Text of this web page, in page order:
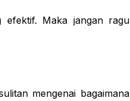
efektif. Maka jangan ragu
mengenai bagaimana